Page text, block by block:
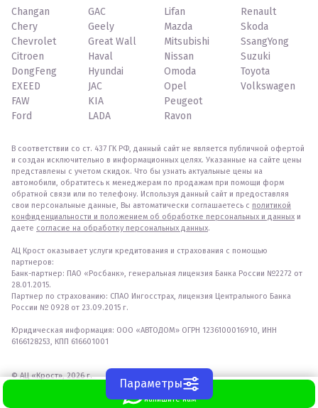
Changan
Chery
Chevrolet
Citroen
DongFeng
EXEED
FAW
Ford
GAC
Geely
Great Wall
Haval
Hyundai
JAC
KIA
LADA
Lifan
Mazda
Mitsubishi
Nissan
Omoda
Opel
Peugeot
Ravon
Renault
Skoda
SsangYong
Suzuki
Toyota
Volkswagen
В соответствии со ст. 437 ГК РФ, данный сайт не является публичной офертой
и создан исключительно в информационных целях. Указанные на сайте цены
представлены с учетом скидок. Что бы узнать актуальные цены на
автомобили, обратитесь к менеджерам по продажам при помощи форм
обратной связи или по телефону. Используя данный сайт и предоставляя
свои персональные данные, Вы автоматически соглашаетесь с политикой
конфиденциальности и положением об обработке персональных и данных и
даете согласие на обработку персональных данных.
АЦ Крост оказывает услуги кредитования и страхования с помощью
партнеров:
Банк-партнер: ПАО «Росбанк», генеральная лицензия Банка России №2272 от
28.01.2015.
Партнер по страхованию: СПАО Ингосстрах, лицензия Центрального Банка
России № 0928 от 23.09.2015 г.
Юридическая информация: ООО «АВТОДОМ» ОГРН 1236100016910, ИНН
6166128253, КПП 616601001
© АЦ «Крост», 2026 г.
Параметры
WhatsApp
напишите нам